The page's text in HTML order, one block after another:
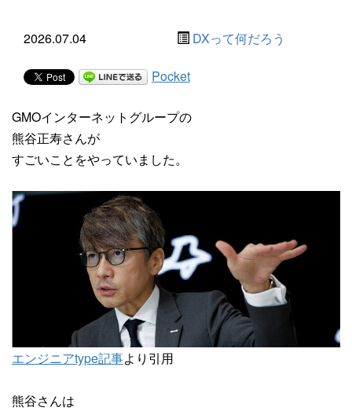
2026.07.04 DXって何だろう
Pocket
GMOインターネットグループの
熊谷正寿さんが
すごいことをやっていました。
エンジニアtype記事より引用
熊谷さんは